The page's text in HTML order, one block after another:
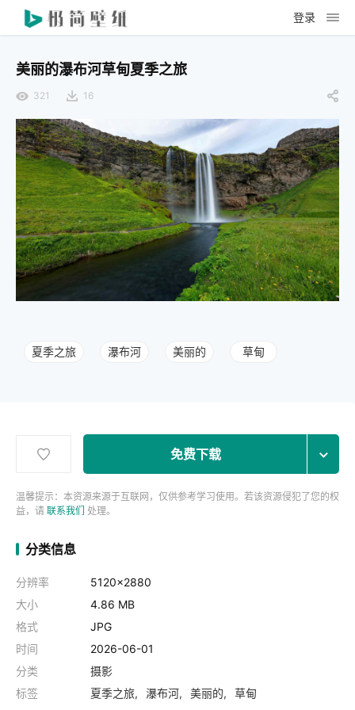
登录
美丽的瀑布河草甸夏季之旅
321 16
夏季之旅 瀑布河 美丽的 草甸
免费下载
温馨提示：本资源来源于互联网，仅供参考学习使用。若该资源侵犯了您的权
益，请 联系我们 处理。
分类信息
分辨率
5120x2880
大小
4.86 MB
格式
JPG
时间
2026-06-01
分类
摄影
标签
夏季之旅 瀑布河 美丽的 草甸